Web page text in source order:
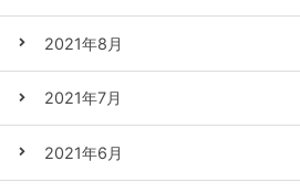
2021年8月
2021年7月
2021年6月